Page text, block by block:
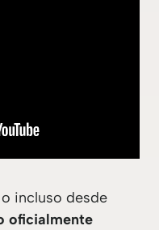
incluso desde
oficialmente